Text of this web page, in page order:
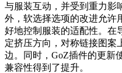
与服装互动，并受到重力影响
外，软选择选项的改进允许
好地控制服装的适配性。在
定挤压方向，对称链接图
边。同时，GoZ插件的更新
兼容性得到了提升。